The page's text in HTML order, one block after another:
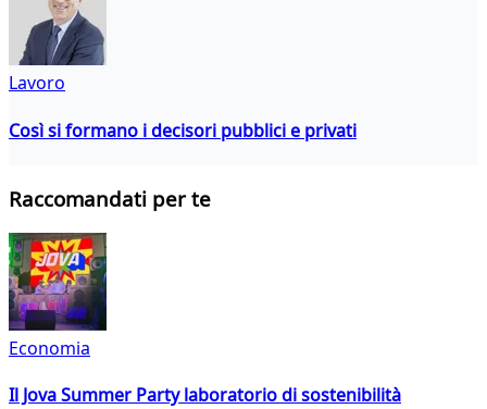
Lavoro
Così si formano i decisori pubblici e privati
Raccomandati per te
Economia
Il Jova Summer Party laboratorio di sostenibilità